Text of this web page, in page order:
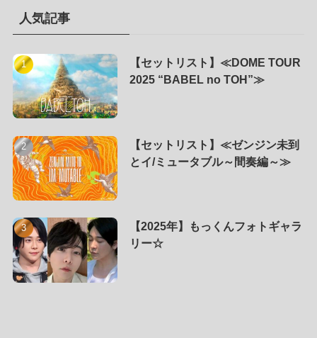
人気記事
【セットリスト】≪DOME TOUR
2025 “BABEL no TOH”≫
【セットリスト】≪ゼンジン未到
とイ/ミュータブル～間奏編～≫
【2025年】もっくんフォトギャラ
リー☆